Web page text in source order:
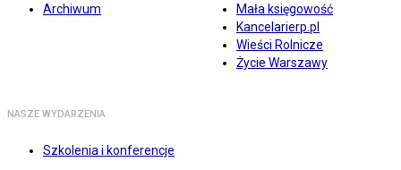
Archiwum
Mała księgowość
Kancelarierp.pl
Wieści Rolnicze
Życie Warszawy
NASZE WYDARZENIA
Szkolenia i konferencje